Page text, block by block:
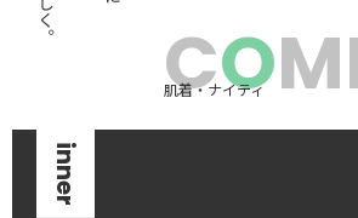
CO
肌着・ナイティ
inner